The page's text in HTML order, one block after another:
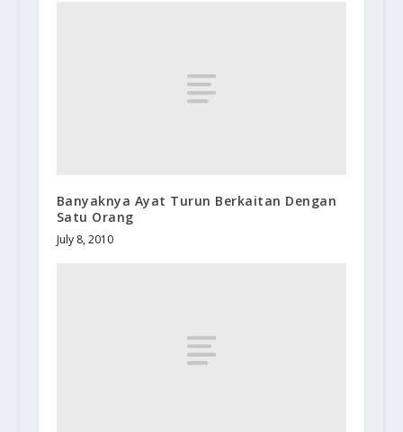
Banyaknya Ayat Turun Berkaitan Dengan
Satu Orang
July 8, 2010